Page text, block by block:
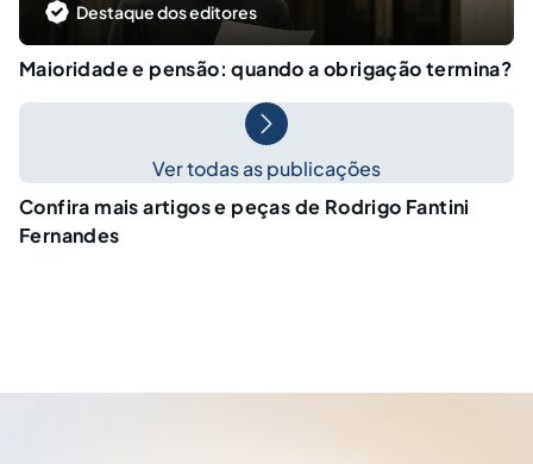
Destaque dos editores
Maioridade e pensão: quando a obrigação termina?
Ver todas as publicações
Confira mais artigos e peças de Rodrigo Fantini
Fernandes